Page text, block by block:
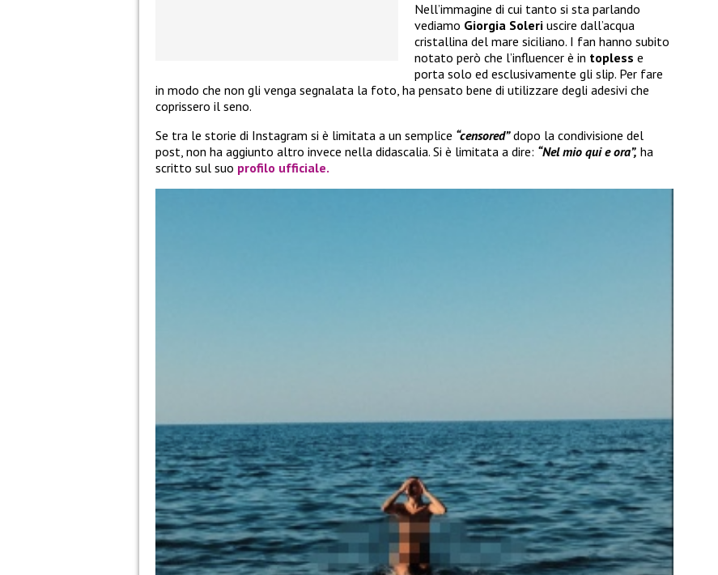
Nell’immagine di cui tanto si sta parlando
vediamo Giorgia Soleri uscire dall’acqua
cristallina del mare siciliano. I fan hanno subito
notato però che l’influencer è in topless e
porta solo ed esclusivamente gli slip. Per fare
in modo che non gli venga segnalata la foto, ha pensato bene di utilizzare degli adesivi che
coprissero il seno.
Se tra le storie di Instagram si è limitata a un semplice “censored”dopo la condivisione del
post, non ha aggiunto altro invece nella didascalia. Si è limitata a dire: “Nel mio qui e ora”, ha
scritto sul suo profilo ufficiale.